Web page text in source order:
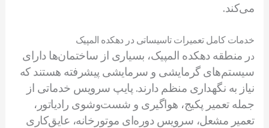
می‌کند.
خدمات کامل تعمیرات تاسیساتی در دهکده المپیک
در منطقه دهکده المپیک، بسیاری از ساختمان‌ها دارای
سیستم‌های گرمایشی و سرمایشی پیشرفته هستند که
نیاز به نگهداری منظم دارند. پایپ سرویس خدماتی از
جمله تعمیر پکیج، هواگیری و شست‌وشوی رادیاتور،
تعمیر مشعل، سرویس دوره‌ای موتورخانه، عایق‌کاری